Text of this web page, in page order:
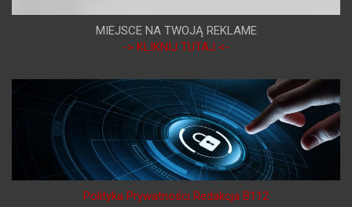
MIEJSCE NA TWOJĄ REKLAME
-> KLIKNIJ TUTAJ <-
Polityka Prywatności Redakcja B112